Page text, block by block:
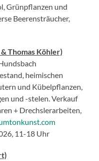
Grünpflanzen und
Beerensträucher,
Thomas Köhler)
heimischen
und Kübelpflanzen,
und -stelen. Verkauf
+ Drechslerarbeiten,
11-18 Uhr